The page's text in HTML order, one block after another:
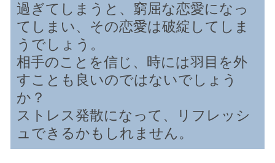
過ぎてしまうと、窮屈な恋愛になっ
てしまい、その恋愛は破綻してしま
うでしょう。
相手のことを信じ、時には羽目を外
すことも良いのではないでしょう
か？
ストレス発散になって、リフレッシ
ュできるかもしれません。